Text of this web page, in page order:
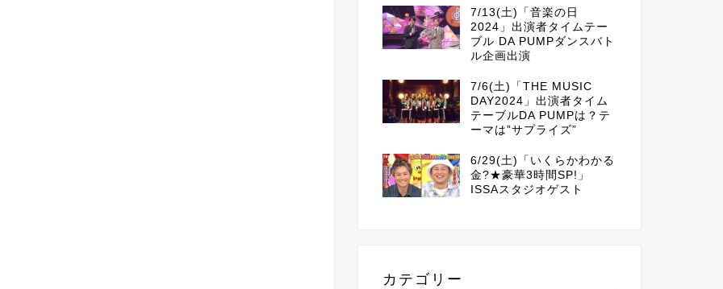
7/13(土)「音楽の日
2024」出演者タイムテー
ブル DA PUMPダンスバト
ル企画出演
7/6(土)「THE MUSIC
DAY2024」出演者タイム
テーブルDA PUMPは？テ
ーマは”サプライズ”
6/29(土)「いくらかわかる
金?★豪華3時間SP!」
ISSAスタジオゲスト
カテゴリー